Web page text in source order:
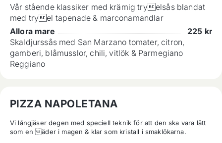
Vår stående klassiker med krämig tryelsås blandat
med tryel tapenade & marconamandlar
Allora mare
225 kr
Skaldjurssås med San Marzano tomater, citron,
gamberi, blåmusslor, chili, vitlök & Parmegiano
Reggiano
PIZZA NAPOLETANA
Vi långjäser degen med speciell teknik för att den ska vara lätt
som en äder i magen & klar som kristall i smaklökarna.